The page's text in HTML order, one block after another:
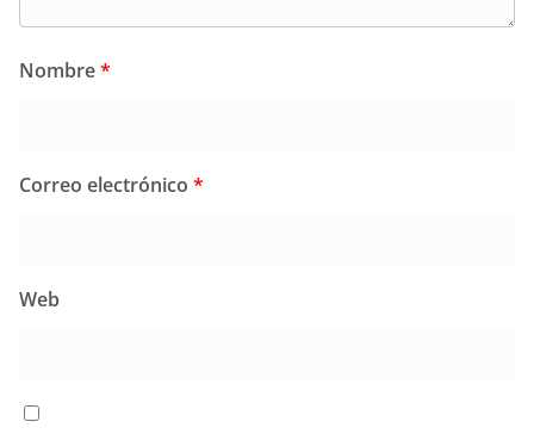
Nombre*
Correo electrónico *
Web